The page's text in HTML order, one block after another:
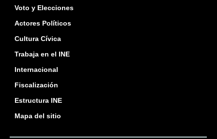
Voto y Elecciones
Actores Políticos
Cultura Cívica
Trabaja en el INE
Internacional
Fiscalización
Estructura INE
Mapa del sitio